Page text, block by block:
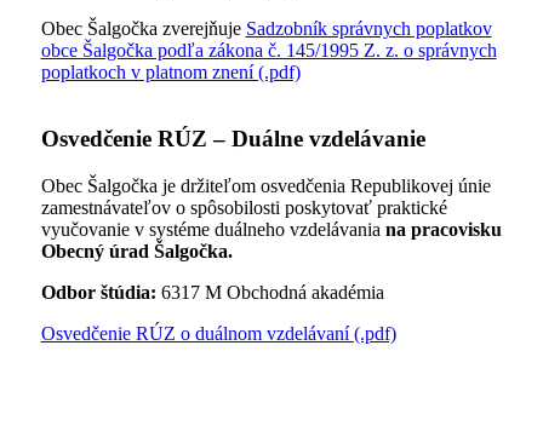
Obec Šalgočka zverejňuje Sadzobník správnych poplatkov
obce Šalgočka podľa zákona č. 145/1995 Z. z. o správnych
poplatkoch v platnom znení (.pdf)
Osvedčenie RÚZ – Duálne vzdelávanie
Obec Šalgočka je držiteľom osvedčenia Republikovej únie
zamestnávateľov o spôsobilosti poskytovať praktické
vyučovanie v systéme duálneho vzdelávania na pracovisku
Obecný úrad Šalgočka.
Odbor štúdia: 6317 M Obchodná akadémia
Osvedčenie RÚZ o duálnom vzdelávaní (.pdf)